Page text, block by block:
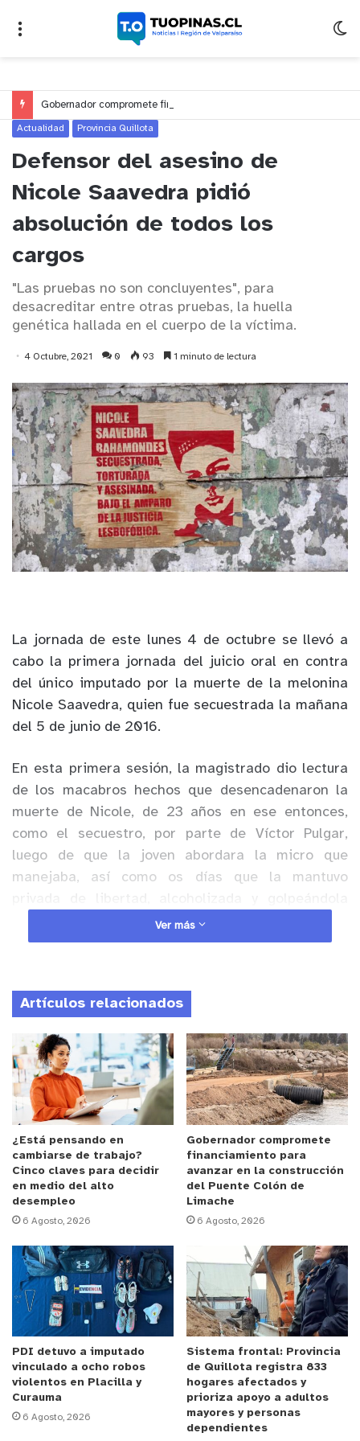
Actualidad Provincia Quillota
Defensor del asesino de
Nicole Saavedra pidió
absolución de todos los
cargos
"Las pruebas no son concluyentes", para
desacreditar entre otras pruebas, la huella
genética hallada en el cuerpo de la víctima.
4 Octubre, 2021 0 93 1 minuto de lectura
La jornada de este lunes 4 de octubre se llevó a
cabo la primera jornada del juicio oral en contra
del único imputado por la muerte de la melonina
Nicole Saavedra, quien fue secuestrada la mañana
del 5 de junio de 2016.
En esta primera sesión, la magistrado dio lectura
de los macabros hechos que desencadenaron la
muerte de Nicole, de 23 años en ese entonces,
como el secuestro, por parte de Víctor Pulgar,
luego de que la joven abordara la micro que
manejaba, así como os días que la mantuvo
hasta casi matarla Además relató con detalle, el
momento en el que al violarla, terminó fracturando
Anuncio Patrocinado
Tanto el fiscal de Quillota, César Astudillo, como la
querellante expusieron sus alegatos iniciales, al
igual que el abogado defensor, quien expresó que
estará solicitando la absolución de todos los
cargos, ya que según señaló, las distintas pruebas.
“Nuestra tesis es de no culpabilidad, ya que dichas
pruebas terminan siendo conjeturas,. No existen
elementos concluyentes que permitan determinar
un secuestro, la violación ni el hurto del celular”,
señaló.
El juicio tendrá una duración aproximada de 15
días, debido a la gran cantidad de testigos (28) y
pruebas periciales que serán presentadas por el
Ministerio Público.
Ver más
Artículos relacionados
¿Está pensando en
cambiarse de trabajo?
Cinco claves para decidir
en medio del alto
desempleo
6 Agosto, 2026
Gobernador compromete
financiamiento para
avanzar en la construcción
del Puente Colón de
Limache
6 Agosto, 2026
PDI detuvo a imputado
vinculado a ocho robos
violentos en Placilla y
Curauma
6 Agosto, 2026
Sistema frontal: Provincia
de Quillota registra 833
hogares afectados y
prioriza apoyo a adultos
mayores y personas
dependientes